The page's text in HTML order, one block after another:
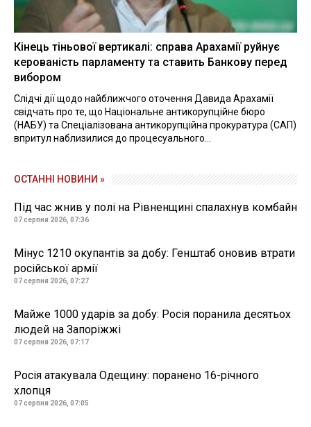
Кінець тіньової вертикалі: справа Арахамії руйнує
керованість парламенту та ставить Банкову перед
вибором
Слідчі дії щодо найближчого оточення Давида Арахамії
свідчать про те, що Національне антикорупційне бюро
(НАБУ) та Спеціалізована антикорупційна прокуратура (САП)
впритул наблизилися до процесуального...
ОСТАННІ НОВИНИ »
Під час жнив у полі на Рівненщині спалахнув комбайн
07 серпня 2026, 07:36
Мінус 1210 окупантів за добу: Генштаб оновив втрати
російської армії
07 серпня 2026, 07:27
Майже 1000 ударів за добу: Росія поранила десятьох
людей на Запоріжжі
07 серпня 2026, 07:17
Росія атакувала Одещину: поранено 16-річного
хлопця
07 серпня 2026, 07:05